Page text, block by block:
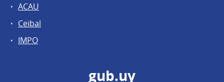
ACAU
Ceibal
IMPO
gub.uy